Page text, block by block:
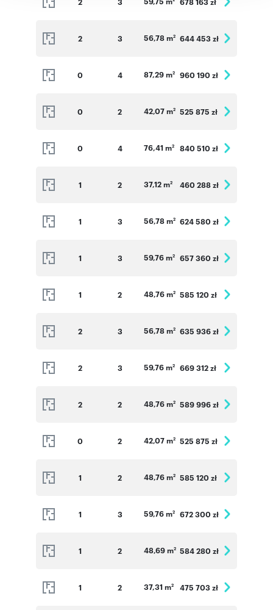
2 3 56,78 m2 644 453 zł
0 4 87,29 m2 960 190 zł
0 2 42,07 m2 525 875 zł
0 4 76,41 m2 840 510 zł
1 2 37,12 m2 460 288 zł
1 3 56,78 m2 624 580 zł
1 3 59,76 m2 657 360 zł
1 2 48,76 m2 585 120 zł
2 3 56,78 m2 635 936 zł
2 3 59,76 m2 669 312 zł
2 2 48,76 m2 589 996 zł
0 2 42,07 m2 525 875 zł
1 2 48,76 m2 585 120 zł
1 3 59,76 m2 672 300 zł
1 2 48,69 m2 584 280 zł
1 2 37,31 m2 475 703 zł